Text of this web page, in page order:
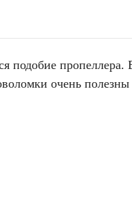
подобие
очень